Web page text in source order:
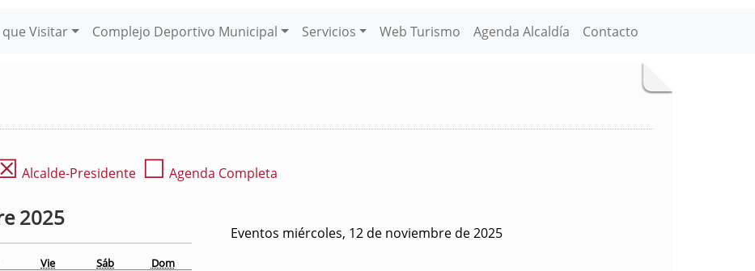
que Visitar Complejo Deportivo Municipal Servicios Web Turismo Agenda Alcaldía Contacto
Alcalde-Presidente ☐ Agenda Completa
2025
Vie Sáb Dom
Eventos miércoles, 12 de noviembre de 2025